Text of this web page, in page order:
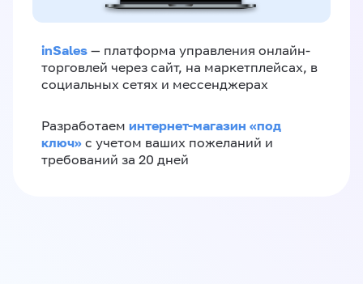
inSales — платформа управления онлайн-
торговлей через сайт, на маркетплейсах, в
социальных сетях и мессенджерах
Разработаем интернет-магазин «‎под
ключ»‎ с учетом ваших пожеланий и
требований за 20 дней